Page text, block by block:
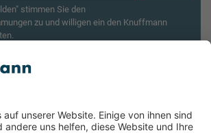
stimmen Sie den
zu und willigen ein den Knuffmann